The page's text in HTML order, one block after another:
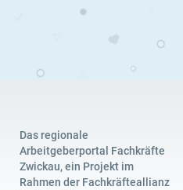
Das regionale
Arbeitgeberportal Fachkräfte
Zwickau, ein Projekt im
Rahmen der Fachkräfteallianz